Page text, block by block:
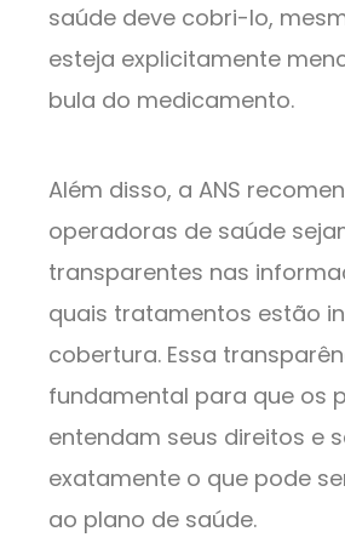
saúde deve cobri-lo,
esteja explicitamente
bula do medicamento.
Além disso, a ANS
operadoras de saúde
transparentes nas
quais tratamentos estão
cobertura. Essa
fundamental para que os
entendam seus direitos e
exatamente o que pode
ao plano de saúde.